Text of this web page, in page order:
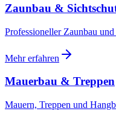
Zaunbau &
Professioneller Zaunbau
Mehr erfahren
Mauerbau & Treppen
Mauern, Treppen und